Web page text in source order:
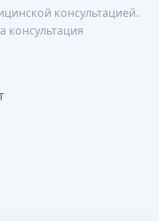
консультацией.
консультация